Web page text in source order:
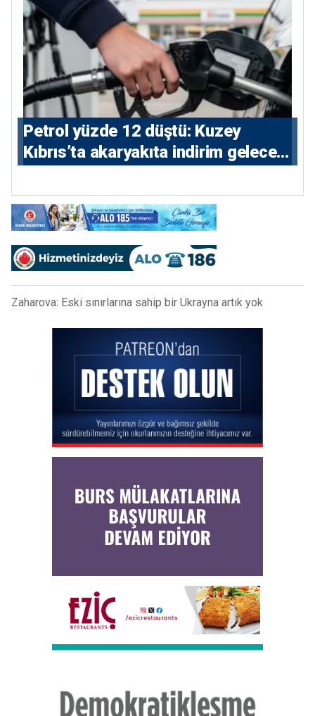
Petrol yüzde 12 düştü: Kuzey
Kıbrıs’ta akaryakıta indirim gelecek
Zaharova: Eski sınırlarına sahip bir Ukrayna artık yok